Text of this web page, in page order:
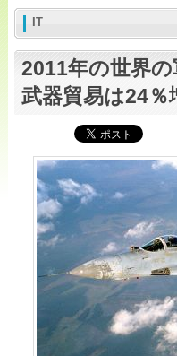
IT
2011年の世界
武器貿易は24％